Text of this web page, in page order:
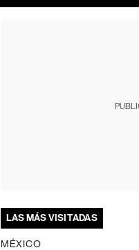
LAS MÁS VISITADAS
MÉXICO